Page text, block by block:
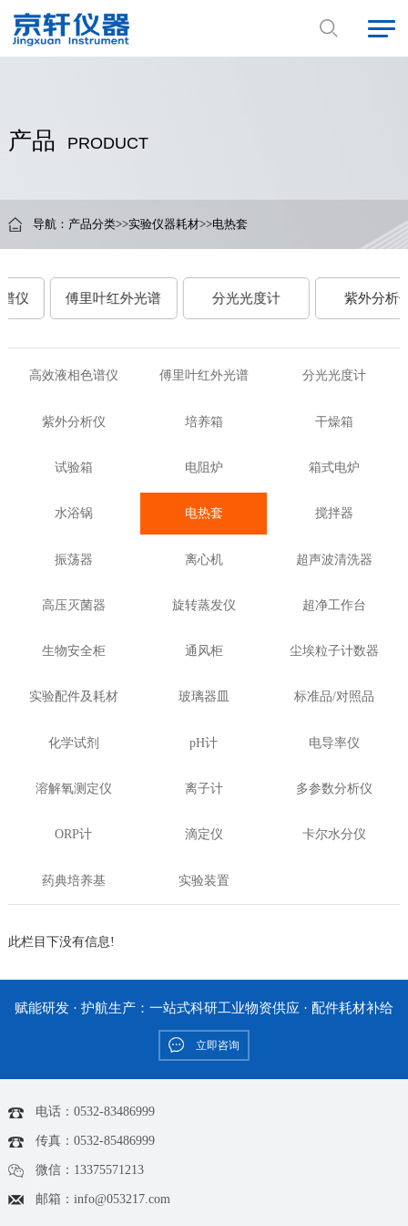
产品 PRODUCT
导航： 产品分类>>实验仪器耗材>>电热套
傅里叶红外光谱 分光光度计 紫外分析仪
高效液相色谱仪 傅里叶红外光谱 分光光度计
紫外分析仪 培养箱 干燥箱
试验箱 电阻炉 箱式电炉
水浴锅 电热套 搅拌器
振荡器 离心机 超声波清洗器
高压灭菌器 旋转蒸发仪 超净工作台
生物安全柜 通风柜 尘埃粒子计数器
实验配件及耗材 玻璃器皿 标准品/对照品
化学试剂 pH计 电导率仪
溶解氧测定仪 离子计 多参数分析仪
ORP计 滴定仪 卡尔水分仪
药典培养基 实验装置
此栏目下没有信息!
赋能研发 · 护航生产：一站式科研工业物资供应 · 配件耗材补给
立即咨询
电话：0532-83486999
传真：0532-85486999
微信：13375571213
邮箱：info@053217.com